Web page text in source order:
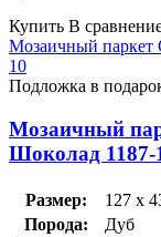
Купить В
Мозаичный
10
Подложка в
Мозаичный
Шоколад 1187-
Размер:
127 x
Порода:
Дуб